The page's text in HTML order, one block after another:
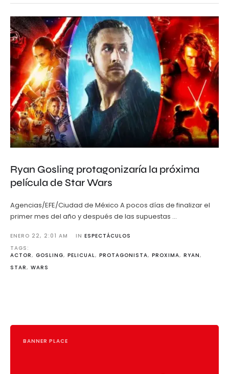
Ryan Gosling protagonizaría la próxima
película de Star Wars
Agencias/EFE/Ciudad de México A pocos días de finalizar el
primer mes del año y después de las supuestas …
ENERO 22, 2:01 AM IN ESPECTÁCULOS
TAGS:
ACTOR, GOSLING, PELICUAL, PROTAGONISTA, PROXIMA, RYAN,
STAR, WARS
BANNER PLACE